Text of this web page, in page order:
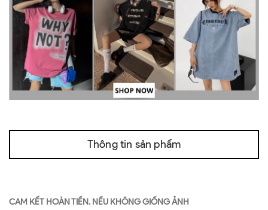
Thông tin sản phẩm
CAM KẾT HOÀN TIỀN. NẾU KHÔNG GIỐNG ẢNH